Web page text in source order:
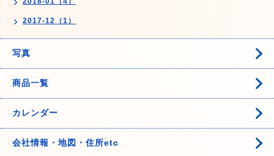
2017-12（1）
写真
商品一覧
カレンダー
会社情報・地図・住所etc